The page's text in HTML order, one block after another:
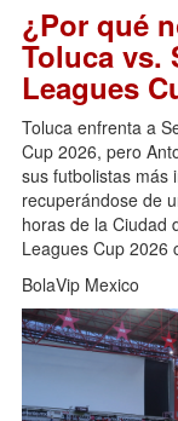
¿Por qué
Toluca vs.
Leagues
Toluca enfrenta a
Cup 2026, pero
sus futbolistas más
recuperándose de
horas de la Ciudad
Leagues Cup 2026
BolaVip Mexico